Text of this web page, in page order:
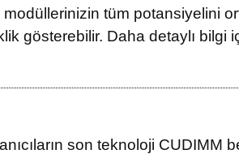
tüm potansiyelini
gösterebilir. Daha detaylı bilgi
son teknoloji